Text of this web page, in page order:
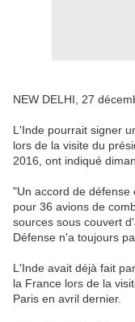
NEW DELHI, 27
L'Inde pourrait signer
lors de la visite du
2016, ont indiqué
"Un accord de
pour 36 avions de
sources sous couvert
Défense n'a toujours
L'Inde avait déjà fait
la France lors de la
Paris en avril dernier.